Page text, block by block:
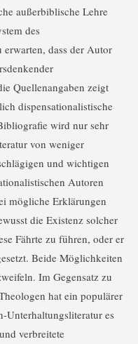
außerbiblische Lehre
des
erwarten, dass der Autor
Quellenangaben zeigt
dispensationalistische
wird nur sehr
von weniger
und wichtigen
Autoren
mögliche Erklärungen
die Existenz solcher
Fährte zu führen, oder er
Beide Möglichkeiten
Im Gegensatz zu
hat ein populärer
Unterhaltungsliteratur es
verbreitete